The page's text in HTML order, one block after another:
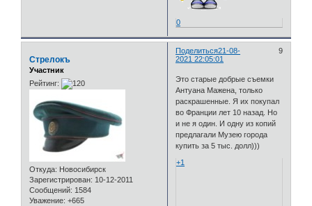
0
Поделиться 9
21-08-
2021 22:05:01
Стрелокъ
Участник
Рейтинг:
Откуда: Новосибирск
Зарегистрирован: 10-12-2011
Сообщений: 1584
Уважение: +665
Это старые добрые съемки
Антуана Мажена, только
раскрашенные. Я их покупал
во Франции лет 10 назад. Но
и не я один. И одну из копий
предлагали Музею города
купить за 5 тыс. долл)))
+1